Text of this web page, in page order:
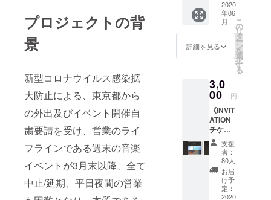
プロジェクトの背
景
新型コロナウイルス感染拡
大防止による、東京都から
の外出及びイベント開催自
粛要請を受け、営業のライ
フラインである週末の音楽
イベントが3月末以降、全て
中止/延期、平日夜間の営業
招待券
を1枚リ
ターン
させて
頂きま
す。 今
後開催
全ての
パー
ティー
でご利
用可能
です。
※ご支援
頂ける
際はプ
ルダウ
ンメ
ニュー
2020
年06
月
詳細を見る
こ
の
リ
タ
ー
ン
を
選
択
す
る
3,0
00 円
《INVIT
ATION
チケッ
ト/1ド
リンク
付》x 3
枚 1ド
リンク
付き御
招待券
支援
者：
80人
お届
け予
定：
2020